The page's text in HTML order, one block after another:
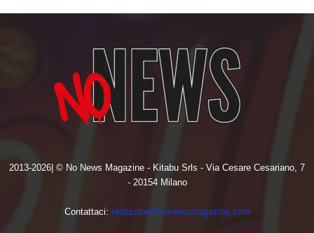
2013-2026| © No News Magazine - Kitabu Srls - Via Cesare Cesariano, 7
- 20154 Milano
Contattaci: redazione@nonewsmagazine.com